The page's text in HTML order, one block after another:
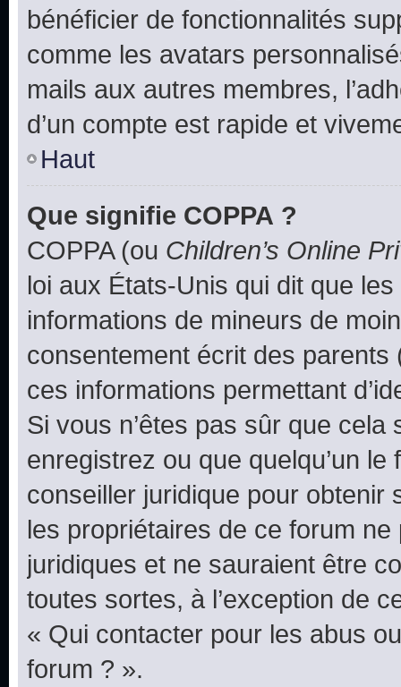
bénéficier de fonctionnalités
comme les avatars
mails aux autres membres,
d’un compte est rapide et
Haut
Que signifie COPPA ?
COPPA (ou Children’s Online
loi aux États-Unis qui dit que
informations de mineurs de
consentement écrit des parents
ces informations permettant
Si vous n’êtes pas sûr que
enregistrez ou que quelqu’un
conseiller juridique pour obtenir
les propriétaires de ce forum
juridiques et ne sauraient être
toutes sortes, à l’exception de
« Qui contacter pour les abus
forum ? ».